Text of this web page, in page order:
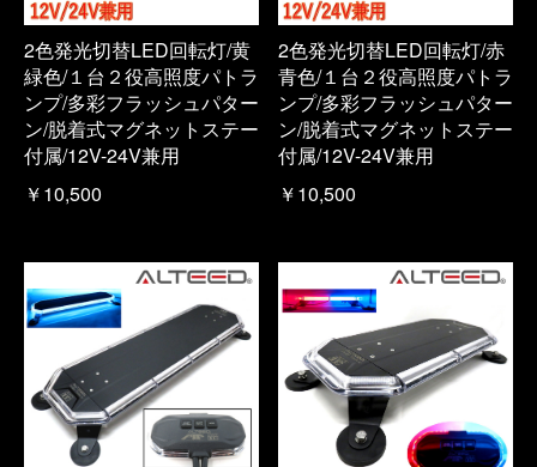
2色発光切替LED回転灯/黄
緑色/１台２役高照度パトラ
ンプ/多彩フラッシュパター
ン/脱着式マグネットステー
付属/12V-24V兼用
￥10,500
2色発光切替LED回転灯/赤
青色/１台２役高照度パトラ
ンプ/多彩フラッシュパター
ン/脱着式マグネットステー
付属/12V-24V兼用
￥10,500